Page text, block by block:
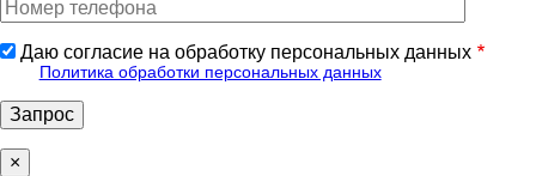
Даю согласие на обработку персональных данных
Политика обработки персональных данных
×